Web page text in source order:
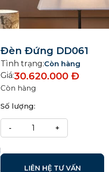
Đèn Đứng DD061
Tình trạng:Còn hàng
Giá:30.620.000 Đ
Còn hàng
Số lượng:
LIÊN HỆ TƯ VẤN